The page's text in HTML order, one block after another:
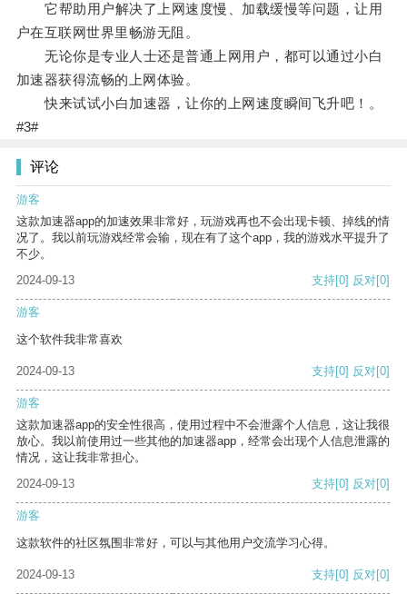
它帮助用户解决了上网速度慢、加载缓慢等问题，让用
户在互联网世界里畅游无阻。
无论你是专业人士还是普通上网用户，都可以通过小白
加速器获得流畅的上网体验。
快来试试小白加速器，让你的上网速度瞬间飞升吧！。
#3#
评论
游客
这款加速器app的加速效果非常好，玩游戏再也不会出现卡顿、掉线的情
况了。我以前玩游戏经常会输，现在有了这个app，我的游戏水平提升了
不少。
2024-09-13
支持[0] 反对[0]
游客
这个软件我非常喜欢
2024-09-13 支持[0] 反对[0]
游客
这款加速器app的安全性很高，使用过程中不会泄露个人信息，这让我很
放心。我以前使用过一些其他的加速器app，经常会出现个人信息泄露的
情况，这让我非常担心。
2024-09-13
支持[0] 反对[0]
游客
这款软件的社区氛围非常好，可以与其他用户交流学习心得。
2024-09-13 支持[0] 反对[0]